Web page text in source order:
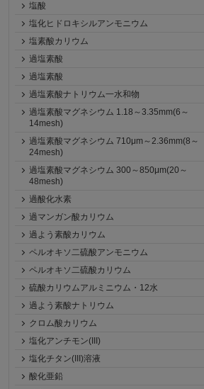
塩酸
塩化ヒドロキシルアンモニウム
塩素酸カリウム
過塩素酸
過塩素酸
過塩素酸ナトリウム一水和物
過塩素酸マグネシウム 1.18～3.35mm(6～
14mesh)
過塩素酸マグネシウム 710μm～2.36mm(8～
24mesh)
過塩素酸マグネシウム 300～850μm(20～
48mesh)
過酸化水素
過マンガン酸カリウム
過よう素酸カリウム
ペルオキソ二硫酸アンモニウム
ペルオキソ二硫酸カリウム
硫酸カリウムアルミニウム・12水
過よう素酸ナトリウム
クロム酸カリウム
塩化アンチモン(III)
塩化チタン(III)溶液
酸化亜鉛